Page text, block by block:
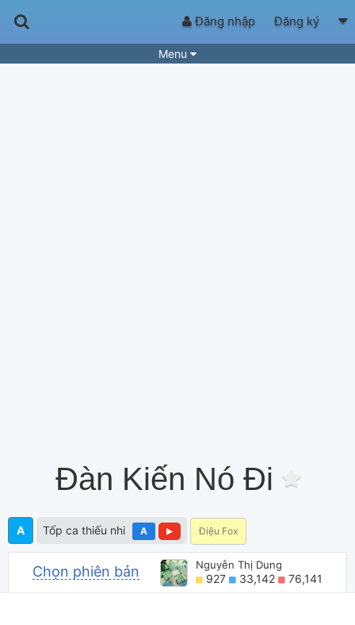
Đăng nhập Đăng ký
Menu
Đàn Kiến Nó Đi
A Tốp ca thiếu nhi A Điệu Fox
Chọn phiên bản Nguyễn Thị Dung
927 33,142 76,141